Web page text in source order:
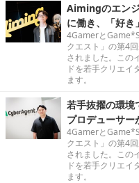
Aimingのエン
に働き、「好き
4Gamerと
クエスト」の第4
されました。この
ドを若手クリエイ
ます。
若手抜擢の環
プロデューサー
4Gamerと
クエスト」の第4
されました。この
ドを若手クリエイ
ます。